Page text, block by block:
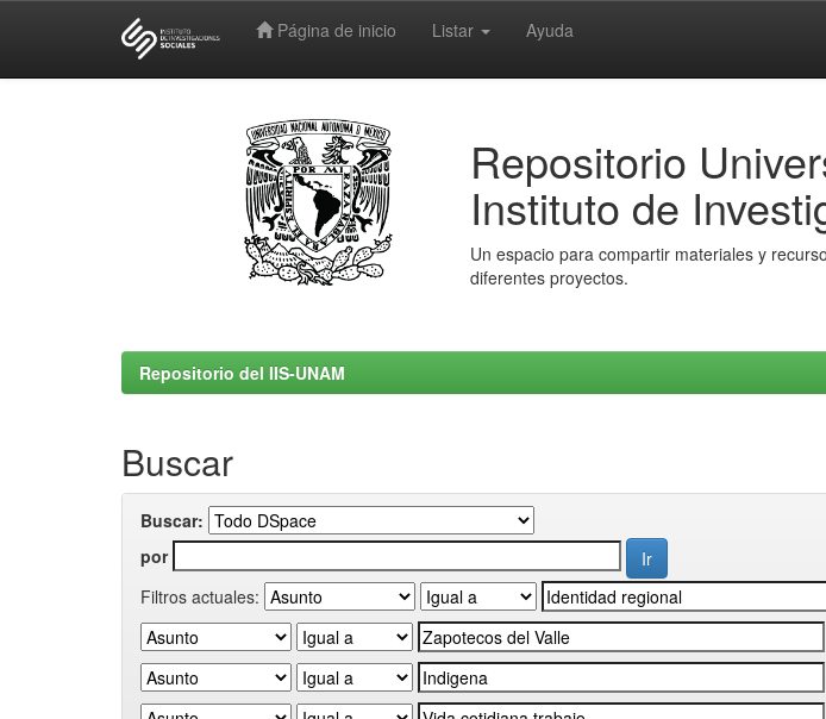
Página de inicio Listar Ayuda
Repositorio
Instituto de
Un espacio para compartir materiales y
diferentes proyectos.
Repositorio del IIS-UNAM
Buscar
Buscar:
por
Filtros actuales: